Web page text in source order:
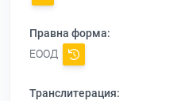
Правна форма:
ЕООД
Транслитерация: